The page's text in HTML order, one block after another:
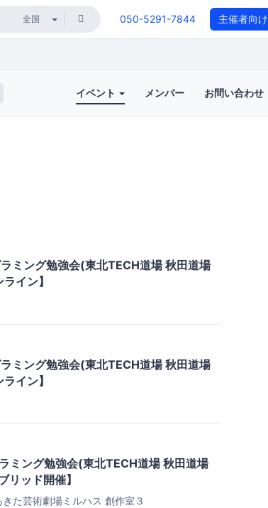
050-5291-7844 主催者向け
イベント メンバー お問い合わせ
ミング勉強会(東北TECH道場 秋田道場
イン】
ミング勉強会(東北TECH道場 秋田道場
イン】
ミング勉強会(東北TECH道場 秋田道場
ッド開催】
きた芸術劇場ミルハス 創作室３